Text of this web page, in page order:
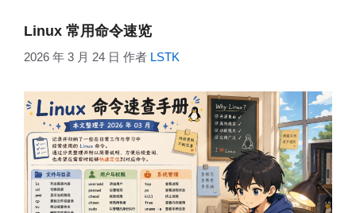
Linux 常用命令速览
2026 年 3 月 24 日 作者 LSTK